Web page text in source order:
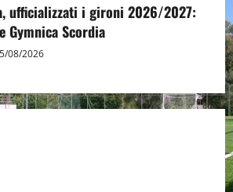
ufficializzati i gironi 2026/2027:
Gymnica Scordia
08/2026